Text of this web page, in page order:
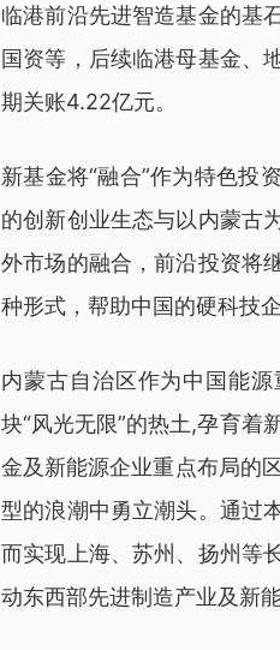
临港前沿先进智造基金的基
国资等，后续临港母基金、
期关账4.22亿元。
新基金将“融合”作为特色投
的创新创业生态与以内蒙古
外市场的融合，前沿投资将
种形式，帮助中国的硬科技
内蒙古自治区作为中国能
块“风光无限”的热土,孕育着
金及新能源企业重点布局的
型的浪潮中勇立潮头。通过
而实现上海、苏州、扬州等
动东西部先进制造产业及新